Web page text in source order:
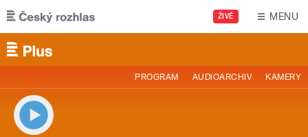
Přejít k hlavnímu obsahu
ŽIVĚ MENU
PROGRAM AUDIOARCHIV KAMERY